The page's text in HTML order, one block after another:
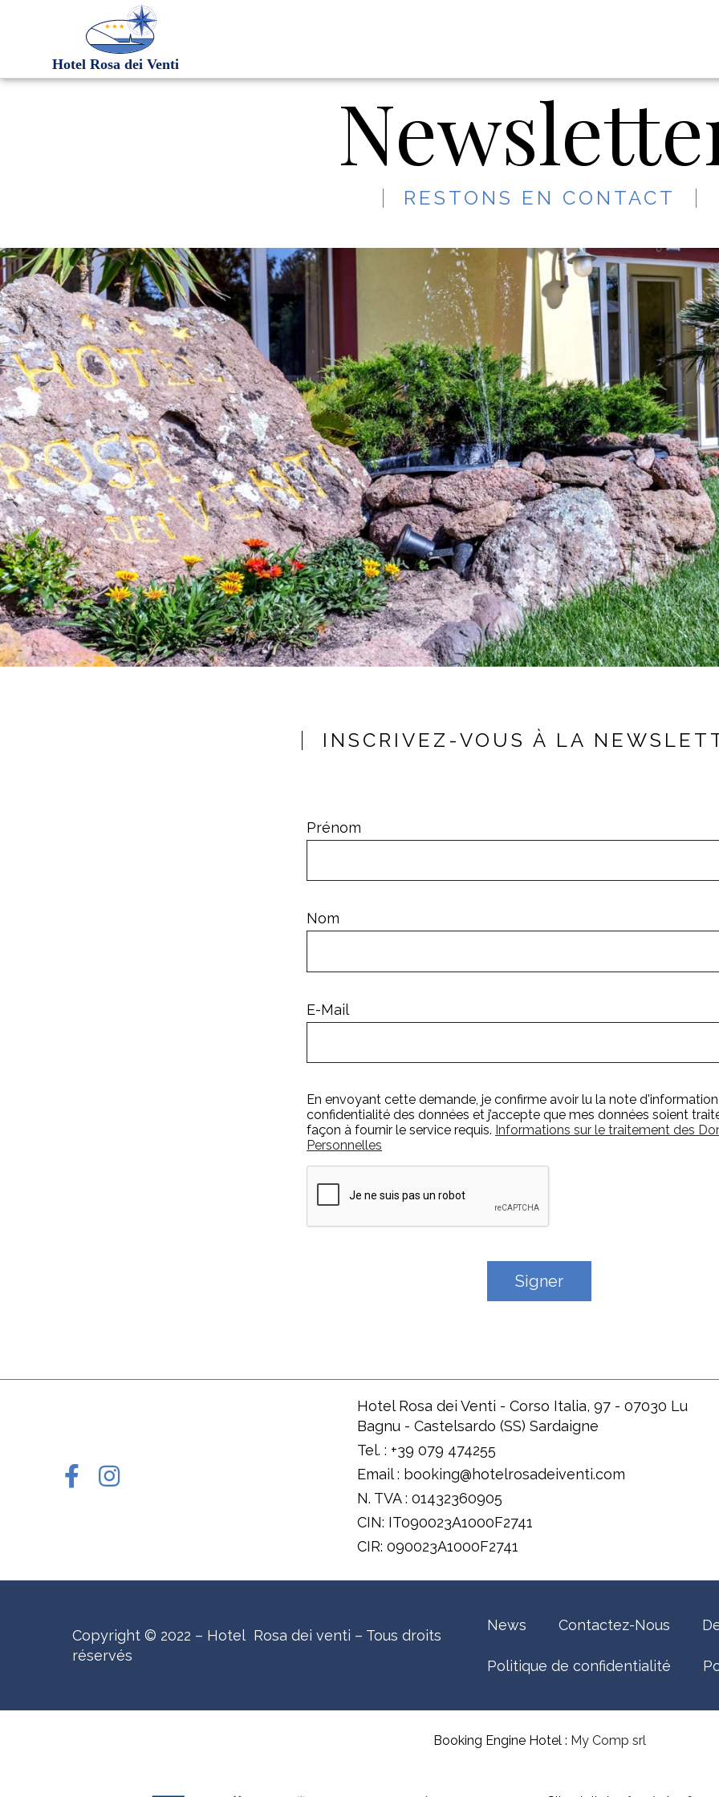
RESTONS EN CONTACT
INSCRIVEZ-VOUS À LA
Prénom
Nom
E-Mail
En envoyant cette demande, je confirme avoir lu la note
confidentialité des données et j’accepte que mes données soient
façon à fournir le service requis. Informations sur le traitement des
Personnelles
Hotel Rosa dei Venti - Corso Italia, 97 - 07030 Lu
Bagnu - Castelsardo (SS) Sardaigne
Tel. : +39 079 474255
Email : booking@hotelrosadeiventi.com
N. TVA : 01432360905
CIN: IT090023A1000F2741
CIR: 090023A1000F2741
Copyright © 2022 – Hotel Rosa dei venti – Tous droits
réservés
News Contactez-Nous
Politique de confidentialité
Booking Engine Hotel : My Comp srl